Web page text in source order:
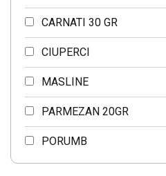
CARNATI 30 GR
CIUPERCI
MASLINE
PARMEZAN 20GR
PORUMB